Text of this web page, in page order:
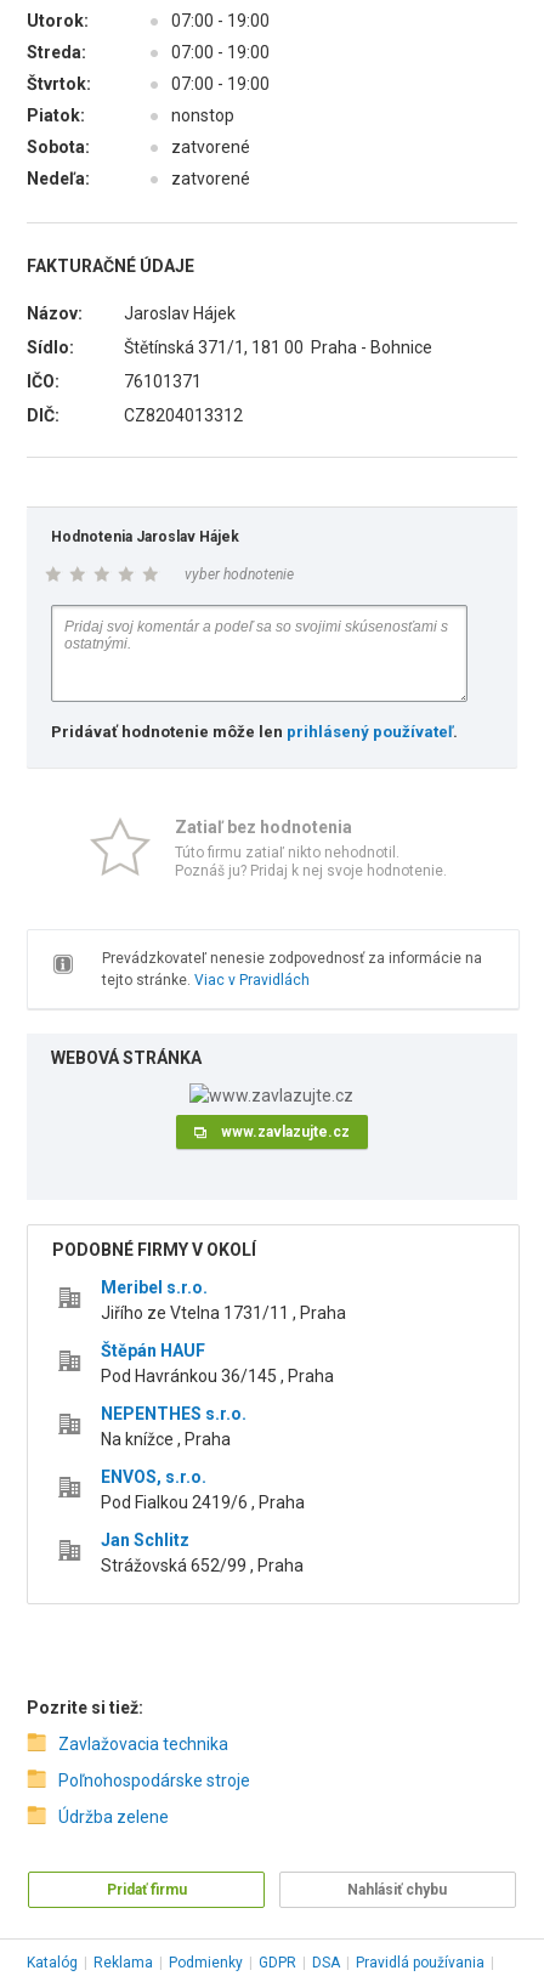
Utorok:
●
07:00 - 19:00
Streda:
●
07:00 - 19:00
Štvrtok:
●
07:00 - 19:00
Piatok:
●
nonstop
Sobota:
●
zatvorené
Nedeľa:
● zatvorené
FAKTURAČNÉ ÚDAJE
Názov:
Jaroslav Hájek
Sídlo:
Štětínská 371/1, 181 00 Praha - Bohnice
IČO:
76101371
DIČ:
CZ8204013312
Hodnotenia Jaroslav Hájek
vyber hodnotenie
Pridávať hodnotenie môže len prihlásený používateľ.
Zatiaľ bez hodnotenia
Túto firmu zatiaľ nikto nehodnotil.
Poznáš ju? Pridaj k nej svoje hodnotenie.
Prevádzkovateľ nenesie zodpovednosť za informácie na
tejto stránke. Viac v Pravidlách
WEBOVÁ STRÁNKA
www.zavlazujte.cz
PODOBNÉ FIRMY V OKOLÍ
Meribel s.r.o.
Jiřího ze Vtelna 1731/11 , Praha
Štěpán HAUF
Pod Havránkou 36/145 , Praha
NEPENTHES s.r.o.
Na knížce , Praha
ENVOS, s.r.o.
Pod Fialkou 2419/6 , Praha
Jan Schlitz
Strážovská 652/99 , Praha
Pozrite si tiež:
Zavlažovacia technika
Poľnohospodárske stroje
Údržba zelene
Pridať firmu Nahlásiť chybu
Katalóg Reklama Podmienky GDPR DSA Pravidlá používania